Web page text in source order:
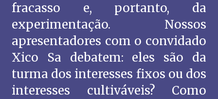
fracasso e, portanto, da
experimentação. Nossos
apresentadores com o convidado
Xico Sa debatem: eles são da
turma dos interesses fixos ou dos
interesses cultiváveis? Como